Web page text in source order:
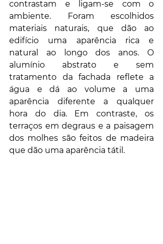
contrastam e ligam-se com o
ambiente. Foram escolhidos
materiais naturais, que dão ao
edifício uma aparência rica e
natural ao longo dos anos. O
alumínio abstrato e sem
tratamento da fachada reflete a
água e dá ao volume a uma
aparência diferente a qualquer
hora do dia. Em contraste, os
terraços em degraus e a paisagem
dos molhes são feitos de madeira
que dão uma aparência tátil.